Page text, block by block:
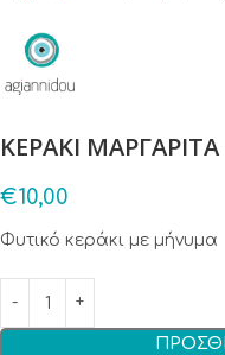
ΚΕΡΑΚΙ ΜΑΡΓΑΡΙΤΑ
€10,00
Φυτικό κεράκι με μήνυμα